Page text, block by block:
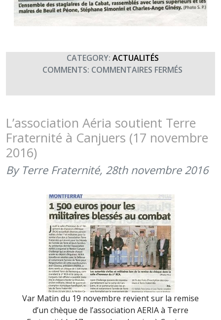
CATEGORY: ACTUALITÉS
COMMENTS: COMMENTAIRES FERMÉS
CREBAT
DANS
MATIN
L’association Aéria soutient Terre
Fraternité à Canjuers (17 novembre
2016)
By Terre Fraternité, 28th novembre 2016
Var Matin du 19 novembre revient sur la remise
d’un chèque de l’association AERIA à Terre